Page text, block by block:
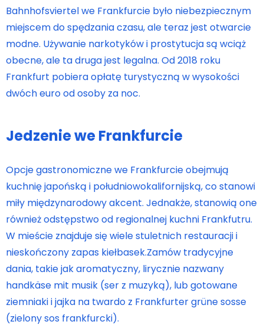
Bahnhofsviertel we Frankfurcie było niebezpiecznym
miejscem do spędzania czasu, ale teraz jest otwarcie
modne. Używanie narkotyków i prostytucja są wciąż
obecne, ale ta druga jest legalna. Od 2018 roku
Frankfurt pobiera opłatę turystyczną w wysokości
dwóch euro od osoby za noc.
Jedzenie we Frankfurcie
Opcje gastronomiczne we Frankfurcie obejmują
kuchnię japońską i południowokalifornijską, co stanowi
miły międzynarodowy akcent. Jednakże, stanowią one
również odstępstwo od regionalnej kuchni Frankfutru.
W mieście znajduje się wiele stuletnich restauracji i
nieskończony zapas kiełbasek.Zamów tradycyjne
dania, takie jak aromatyczny, lirycznie nazwany
handkäse mit musik (ser z muzyką), lub gotowane
ziemniaki i jajka na twardo z Frankfurter grüne sosse
(zielony sos frankfurcki).